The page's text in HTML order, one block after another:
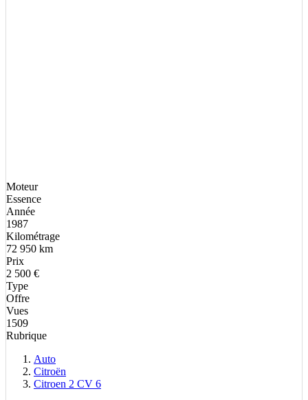
Moteur
Essence
Année
1987
Kilométrage
72 950 km
Prix
2 500 €
Type
Offre
Vues
1509
Rubrique
Auto
Citroën
Citroen 2 CV 6